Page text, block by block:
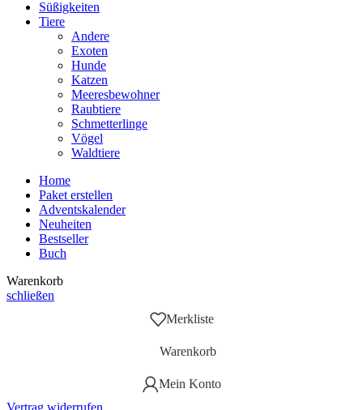
Süßigkeiten
Tiere
Andere
Exoten
Hunde
Katzen
Meeresbewohner
Raubtiere
Schmetterlinge
Vögel
Waldtiere
Home
Paket erstellen
Adventskalender
Neuheiten
Bestseller
Buch
Warenkorb
schließen
Merkliste
Warenkorb
Mein Konto
Vertrag widerrufen